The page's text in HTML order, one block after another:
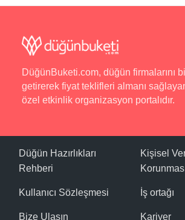
DüğünBuketi.com, düğün firmalarını
getirerek fiyat teklifleri almanı
özel etkinlik organizasyon portalıdır.
Düğün Hazırlıkları
Rehberi
Kullanıcı Sözleşmesi
Bize Ulaşın
Kişisel
İş ortağı
Kariyer